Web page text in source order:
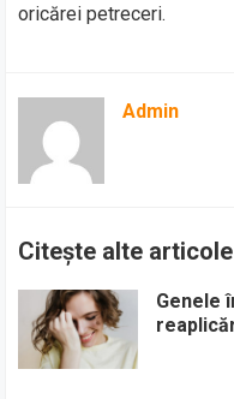
oricărei petreceri.
Admin
Citește alte articole
Genele